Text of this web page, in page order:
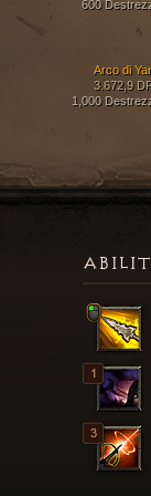
600
Arco di
3.672,9
1,000